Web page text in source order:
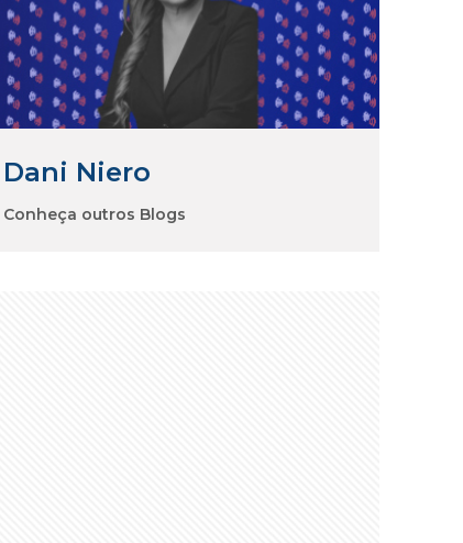
Dani Niero
Conheça outros Blogs